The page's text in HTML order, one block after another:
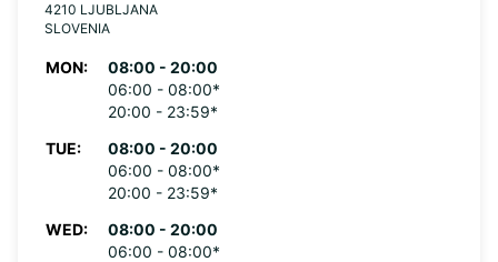
4210 LJUBLJANA
SLOVENIA
MON:
08:00 - 20:00
06:00 - 08:00*
20:00 - 23:59*
TUE:
08:00 - 20:00
06:00 - 08:00*
20:00 - 23:59*
WED:
08:00 - 20:00
06:00 - 08:00*